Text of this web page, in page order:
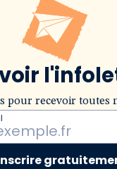
pour recevoir toutes